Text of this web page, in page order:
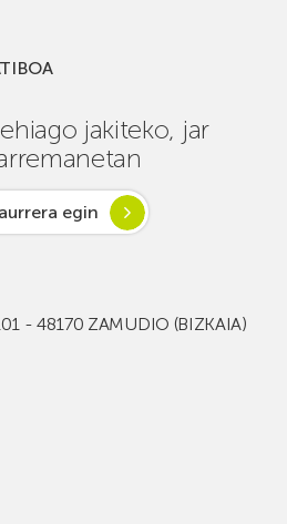
jakiteko, jar
egin
- 48170 ZAMUDIO (BIZKAIA)